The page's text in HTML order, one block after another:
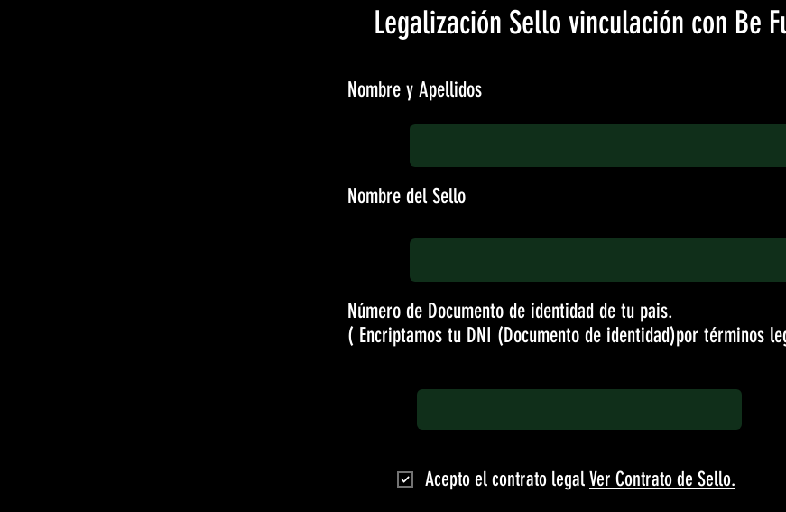
Legalización Sello vinculación con Be
Nombre y Apellidos
Nombre del Sello
Número de Documento de identidad de tu pais.
( Encriptamos tu DNI (Documento de identidad)por términos
Acepto el contrato legalVer Contrato de Sello.